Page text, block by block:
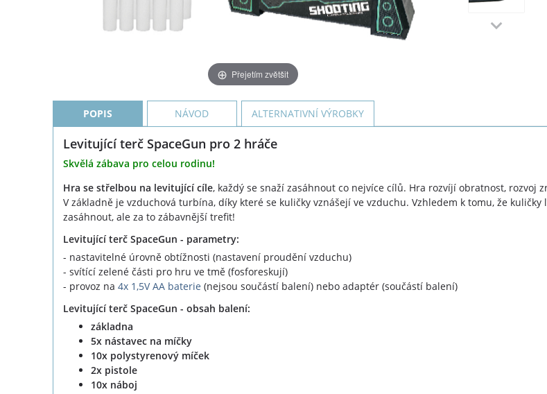
Přejetím zvětšit
POPIS NÁVOD ALTERNATIVNÍ VÝROBKY
Levitující terč SpaceGun pro 2 hráče
Skvělá zábava pro celou rodinu!
Hra se střelbou na levitující cíle, každý se snaží zasáhnout co nejvíce cílů. Hra rozvíjí obratnost, rozvoj
V základně je vzduchová turbína, díky které se kuličky vznášejí ve vzduchu. Vzhledem k tomu, že
zasáhnout, ale za to zábavnější trefit!
Levitující terč SpaceGun - parametry:
- nastavitelné úrovně obtížnosti (nastavení proudění vzduchu)
- svítící zelené části pro hru ve tmě (fosforeskují)
- provoz na 4x 1,5V AA baterie (nejsou součástí balení) nebo adaptér (součástí balení)
Levitující terč SpaceGun - obsah balení:
základna
5x nástavec na míčky
10x polystyrenový míček
2x pistole
10x náboj